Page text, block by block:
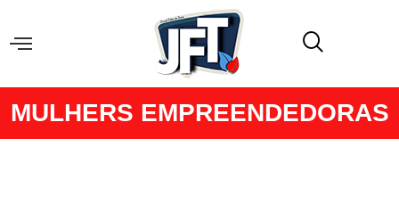
MULHERS EMPREENDEDORAS